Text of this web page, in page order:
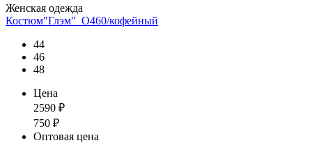
Женская одежда
Костюм"Глэм"_О460/кофейный
44
46
48
Цена
2590 ₽
750 ₽
Оптовая цена